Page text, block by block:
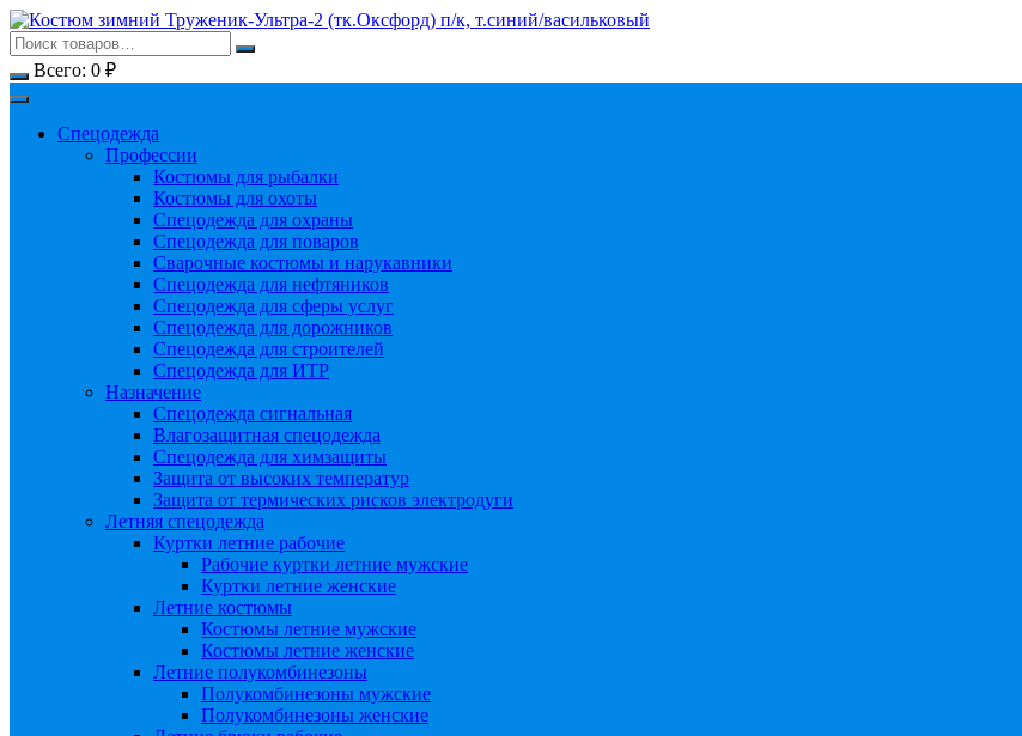
Перейти
к
содержимому
Всего: 0 ₽
Спецодежда
Профессии
Костюмы для рыбалки
Костюмы для охоты
Спецодежда для охраны
Спецодежда для поваров
Сварочные костюмы и нарукавники
Спецодежда для нефтяников
Спецодежда для сферы услуг
Спецодежда для дорожников
Спецодежда для строителей
Спецодежда для ИТР
Назначение
Спецодежда сигнальная
Влагозащитная спецодежда
Спецодежда для химзащиты
Защита от высоких температур
Защита от термических рисков электродуги
Летняя спецодежда
Куртки летние рабочие
Рабочие куртки летние мужские
Куртки летние женские
Летние костюмы
Костюмы летние мужские
Костюмы летние женские
Летние полукомбинезоны
Полукомбинезоны мужские
Полукомбинезоны женские